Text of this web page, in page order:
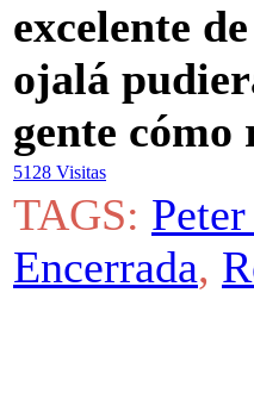
excelente
ojalá
gente cómo
5128 Visitas
TAGS:
Encerrada,